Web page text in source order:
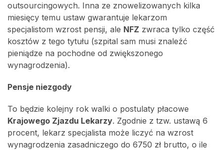
outsourcingowych. Inna ze znowelizowanych kilka
miesięcy temu ustaw gwarantuje lekarzom
specjalistom wzrost pensji, ale NFZ zwraca tylko część
kosztów z tego tytułu (szpital sam musi znaleźć
pieniądze na pochodne od zwiększonego
wynagrodzenia).
Pensje niezgody
To będzie kolejny rok walki o postulaty płacowe
Krajowego Zjazdu Lekarzy. Zgodnie z tzw. ustawą 6
procent, lekarz specjalista może liczyć na wzrost
wynagrodzenia zasadniczego do 6750 zł brutto, o ile